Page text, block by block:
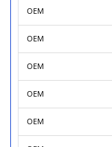
OEM
OEM
OEM
OEM
OEM